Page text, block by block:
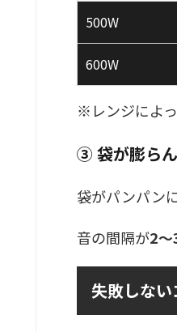
500W
600W
※レンジによ
③ 袋が膨ら
袋がパンパン
音の間隔が2
失敗しない